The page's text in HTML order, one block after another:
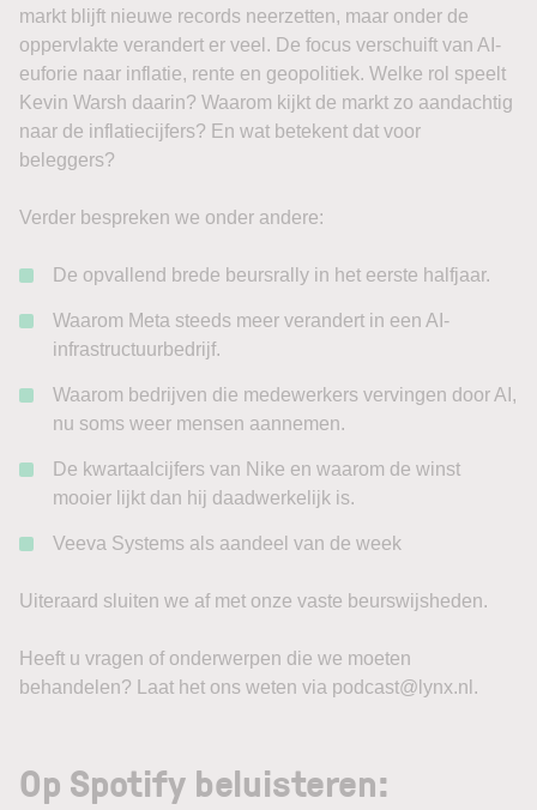
markt blijft nieuwe records neerzetten, maar onder de
oppervlakte verandert er veel. De focus verschuift van AI-
euforie naar inflatie, rente en geopolitiek. Welke rol speelt
Kevin Warsh daarin? Waarom kijkt de markt zo aandachtig
naar de inflatiecijfers? En wat betekent dat voor
beleggers?
Verder bespreken we onder andere:
De opvallend brede beursrally in het eerste halfjaar.
Waarom Meta steeds meer verandert in een AI-
infrastructuurbedrijf.
Waarom bedrijven die medewerkers vervingen door AI,
nu soms weer mensen aannemen.
De kwartaalcijfers van Nike en waarom de winst
mooier lijkt dan hij daadwerkelijk is.
Veeva Systems als aandeel van de week
Uiteraard sluiten we af met onze vaste beurswijsheden.
Heeft u vragen of onderwerpen die we moeten
behandelen? Laat het ons weten via podcast@lynx.nl.
Op Spotify beluisteren: